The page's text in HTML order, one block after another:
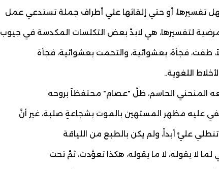
تفسيرها، أو حتي إلقائها علي أطراف جملة تستدعي عمل
لتفسيرها، هي لابدَّ بعض التكلسات المكدسة في جيوب
طفت، فجأة، بعشوائية، والتحمت بعشوائية، فجأة
اللغوية..
المنحني الحاسم، ظلَّ "عصام" محتفظاً بروحه
عليه مظهر المستهين بالموت بشجاعةٍ صلبة، غير أنَّ
عليَّ أبداً، ولم يكن بالطبع من اللياقة
لما لا يقوله، لا ما يقوله، هكذا تعوَّدت، ثمَّ تحت